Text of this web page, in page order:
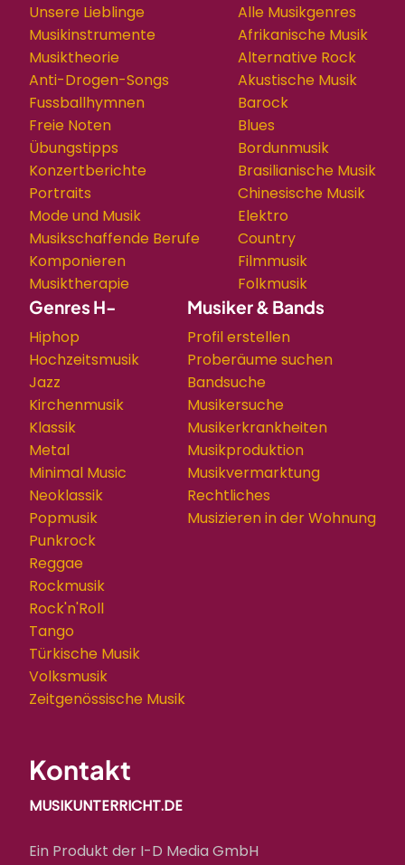
Unsere Lieblinge
Musikinstrumente
Musiktheorie
Anti-Drogen-Songs
Fussballhymnen
Freie Noten
Übungstipps
Konzertberichte
Portraits
Mode und Musik
Musikschaffende Berufe
Komponieren
Musiktherapie
Alle Musikgenres
Afrikanische Musik
Alternative Rock
Akustische Musik
Barock
Blues
Bordunmusik
Brasilianische Musik
Chinesische Musik
Elektro
Country
Filmmusik
Folkmusik
Genres H-
Hiphop
Hochzeitsmusik
Jazz
Kirchenmusik
Klassik
Metal
Minimal Music
Neoklassik
Popmusik
Punkrock
Reggae
Rockmusik
Rock'n'Roll
Tango
Türkische Musik
Volksmusik
Zeitgenössische Musik
Musiker & Bands
Profil erstellen
Proberäume suchen
Bandsuche
Musikersuche
Musikerkrankheiten
Musikproduktion
Musikvermarktung
Rechtliches
Musizieren in der Wohnung
Kontakt
MUSIKUNTERRICHT.DE
Ein Produkt der I-D Media GmbH